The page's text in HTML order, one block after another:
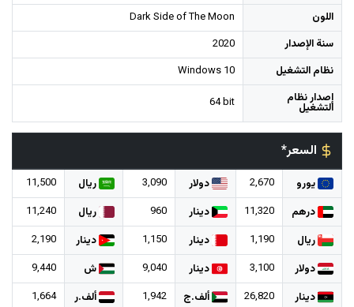
اللون
Dark Side of The Moon
سنة الإصدار
2020
نظام التشغيل
Windows 10
إصدار نظام
التشغيل 64 bit
السعر*
يورو 2,670 دولار 3,090 ريال
11,500
درهم
11,320 دينار 960 ريال
11,240
ريال
1,190 دينار 1,150 دينار
2,190
دولار
3,100 دينار 9,040 ش
9,440
دينار
26,820 ألف.ج 1,942 ألف.ر 1,664